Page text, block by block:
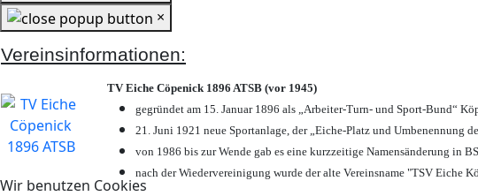
Wir benutzen Cookies
×
Vereinsinformationen:
TV Eiche Cöpenick 1896 ATSB (vor 1945)
gegründet am 15. Januar 1896 als „Arbeiter-Turn- und Sport-Bund“
21. Juni 1921 neue Sportanlage, der „Eiche-Platz und Umbenennung
von 1986 bis zur Wende gab es eine kurzzeitige Namensänderung in
nach der Wiedervereinigung wurde der alte Vereinsname "TSV Eiche